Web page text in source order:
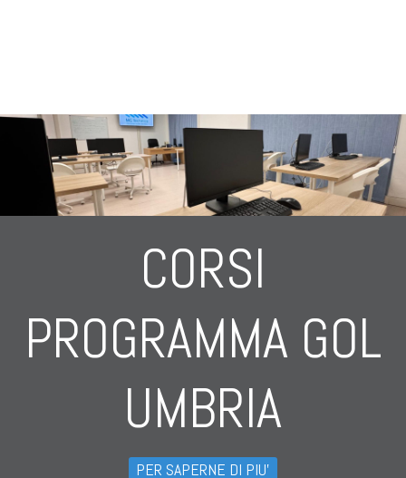
CORSI
PROGRAMMA GOL
UMBRIA
PER SAPERNE DI PIU'